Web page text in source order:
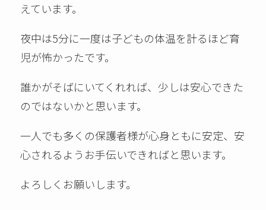
えています。
夜中は5分に一度は子どもの体温を計るほど育
児が怖かったです。
誰かがそばにいてくれれば、少しは安心できた
のではないかと思います。
一人でも多くの保護者様が心身ともに安定、安
心されるようお手伝いできればと思います。
よろしくお願いします。